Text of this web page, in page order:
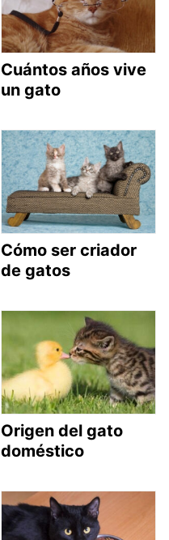
Cuántos años vive
un gato
Cómo ser criador
de gatos
Origen del gato
doméstico